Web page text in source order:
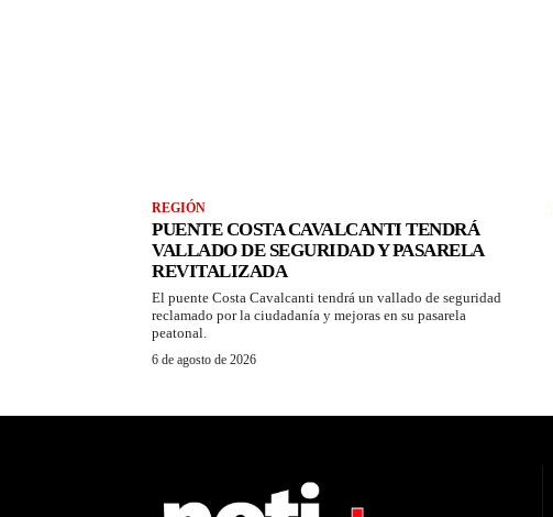
REGIÓN
PUENTE COSTA CAVALCANTI TENDRÁ
VALLADO DE SEGURIDAD Y PASARELA
REVITALIZADA
El puente Costa Cavalcanti tendrá un vallado de seguridad
reclamado por la ciudadanía y mejoras en su pasarela
peatonal.
6 de agosto de 2026